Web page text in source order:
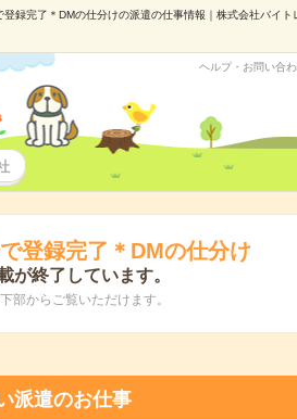
登録完了＊DMの仕分けの派遣の仕事情報｜株式会社バイ
ヘルプ・お問い合
登録完了＊DMの仕分け
が終了しています。
部からご覧いただけます。
派遣のお仕事